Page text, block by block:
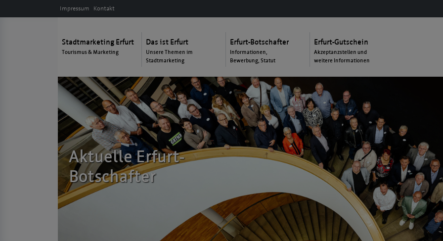
Impressum Kontakt
Stadtmarketing Erfurt
Tourismus & Marketing
Das ist Erfurt
Unsere Themen im
Stadtmarketing
Erfurt-Botschafter
Informationen,
Bewerbung, Statut
Erfurt-Gutschein
Akzeptanzstellen und
weitere Informationen
Aktuelle Erfurt-
Botschafter